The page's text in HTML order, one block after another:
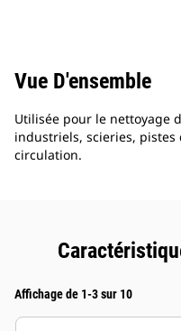
Vue D'ensemble
Utilisée pour le nettoyage
industriels, scieries, pistes
circulation.
Affichage de 1-3 sur 10